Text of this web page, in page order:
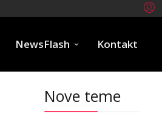
NewsFlash Kontakt
Nove teme